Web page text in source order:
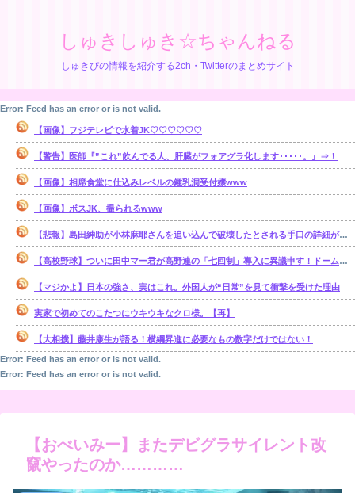
しゅきしゅき☆ちゃんねる
しゅきぴの情報を紹介する2ch・Twitterのまとめサイト
Error: Feed has an error or is not valid.
【画像】フジテレビで水着JK♡♡♡♡♡♡
【警告】医師『”これ”飲んでる人、肝臓がフォアグラ化します･････。』⇒！
【画像】相席食堂に仕込みレベルの鍾乳洞受付嬢www
【画像】ボスJK、撮られるwww
【悲報】島田紳助が小林麻耶さんを追い込んで破壊したとされる手口の詳細が明らかに･･････！！
【高校野球】ついに田中マー君が高野連の「七回制」導入に異議申す！ドーム球場でやれ
【マジかよ】日本の強さ、実はこれ。外国人が“日常”を見て衝撃を受けた理由
実家で初めてのこたつにウキウキなクロ様。【再】
【大相撲】藤井康生が語る！横綱昇進に必要なもの数字だけではない！
Error: Feed has an error or is not valid.
Error: Feed has an error or is not valid.
【おべいみー】またデビグラサイレント改
竄やったのか…………